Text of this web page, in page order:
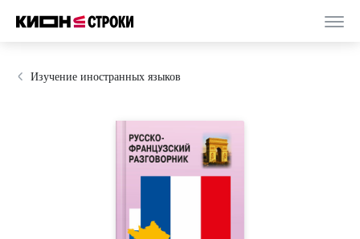
Изучение иностранных языков